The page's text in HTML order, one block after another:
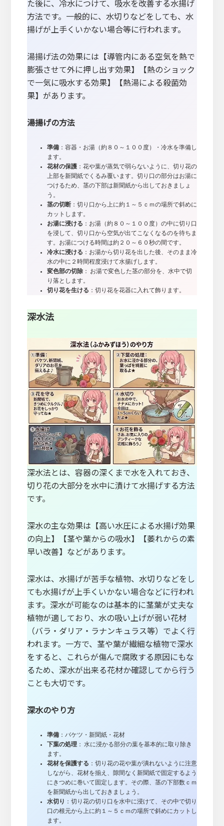
た後に、冷水につけて、吸水を改善する水揚げ
方法です。一般的に、水切りなどをしても、水
揚げが上手くいかない場合等に行われます。
湯揚げ法の効果には【導管内にある空気を熱で
膨張させて外に押し出す効果】【熱のショック
で一気に吸水する効果】【熱湯による殺菌効
果】があります。
湯揚げの方法
準備：容器・お湯（約８０～１００度）・冷水を準備し
ます。
花材の保護：花や葉が蒸気で弱らないように、切り花の
上部を新聞紙でくるみ覆います。切り口の部分はお湯に
つけるため、茎の下部は新聞紙から出しておきましょ
う。
茎の切断：切り口から上に約１～５ｃｍの場所で斜めに
カットします。
お湯に浸ける ：お湯（約８０～１００度）の中に切り口
を浸して、切り口から空気が出てこなくなるのを待ちま
す。お湯につける時間は約２０～６０秒の間です。
冷水に浸ける ：お湯から切り花を出した後、そのまま冷
水の中に２時間程度浸けて水揚げします。
変色部の切除： お湯で変色した茎の部分を、水中で切
り落とします。
切り花を生ける ：切り花を花器に入れて飾ります。
深水法
深水法とは、容器の深くまで水を入れておき、
切り花の大部分を水中に漬けて水揚げする方法
です。
深水の主な効果は【高い水圧による水揚げ効果
の向上】【茎や葉からの吸水】【萎れからの素
早い改善】などがあります。
深水は、水揚げが苦手な植物、水切りなどをし
ても水揚げが上手くいかない場合などに行われ
ます。深水が可能なのは基本的に茎葉が丈夫な
植物が適しており、水の吸い上げが弱い花材
（バラ・ダリア・ラナンキュラス等）でよく行
われます。一方で、茎や葉が繊細な植物で深水
をすると、これらが傷んで腐敗する原因にもな
るため、深水が出来る花材か確認してから行う
ことも大切です。
深水のやり方
準備：バケツ・新聞紙・花材
下葉の処理： 水に浸かる部分の葉を基本的に取り除き
ます。
花材を保護する ：切り花の花や葉が潰れないように注意
しながら、花材を揃え、隙間なく新聞紙で固定するよう
にきつめに巻いて固定します。その際、茎の下部数ｃｍ
を新聞紙から出しておきましょう。
水切り ：切り花の切り口を水中に浸けて、その中で切り
口の根元から上に約１～５ｃｍの場所で斜めにカットし
ます。